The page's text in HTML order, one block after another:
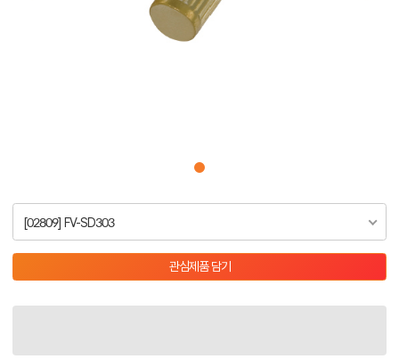
[02809] FV-SD303
관심제품 담기